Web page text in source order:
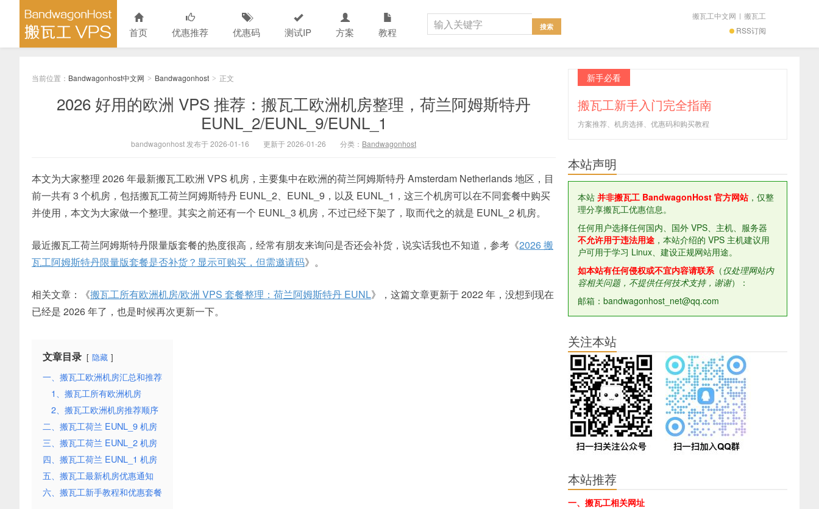
首页 优惠推荐 优惠码 测试IP 方案 教程 RSS订阅
搬瓦工中文网 | 搬瓦工
当前位置： Bandwagonhost中文网 > Bandwagonhost > 正文
2026 好用的欧洲 VPS 推荐：搬瓦工欧洲机房整理，荷兰阿姆斯特丹
EUNL_2/EUNL_9/EUNL_1
bandwagonhost 发布于 2026-01-16 更新于 2026-01-26 分类： Bandwagonhost
本文为大家整理 2026 年最新搬瓦工欧洲 VPS 机房，主要集中在欧洲的荷兰阿姆斯特丹 Amsterdam Netherlands 地区，目
前一共有 3 个机房，包括搬瓦工荷兰阿姆斯特丹 EUNL_2、EUNL_9，以及 EUNL_1，这三个机房可以在不同套餐中购买
并使用，本文为大家做一个整理。其实之前还有一个 EUNL_3 机房，不过已经下架了，取而代之的就是 EUNL_2 机房。
最近搬瓦工荷兰阿姆斯特丹限量版套餐的热度很高，经常有朋友来询问是否还会补货，说实话我也不知道，参考《2026 搬
瓦工阿姆斯特丹限量版套餐是否补货？显示可购买，但需邀请码》。
相关文章：《搬瓦工所有欧洲机房/欧洲 VPS 套餐整理：荷兰阿姆斯特丹 EUNL》，这篇文章更新于 2022 年，没想到现在
已经是 2026 年了，也是时候再次更新一下。
文章目录 隐藏
一、搬瓦工欧洲机房汇总和推荐
1、搬瓦工所有欧洲机房
2、搬瓦工欧洲机房推荐顺序
二、搬瓦工荷兰 EUNL_9 机房
三、搬瓦工荷兰 EUNL_2 机房
四、搬瓦工荷兰 EUNL_1 机房
五、搬瓦工最新机房优惠通知
六、搬瓦工新手教程和优惠套餐
新手必看
搬瓦工新手入门完全指南
方案推荐、机房选择、优惠码和购买教程
本站声明
本站 并非搬瓦工 BandwagonHost 官方网站，仅整
理分享搬瓦工优惠信息。
任何用户选择任何国内、国外 VPS、主机、服务器
不允许用于违法用途 ，本站介绍的 VPS 主机建议用
户可用于学习 Linux、建设正规网站用途。
如本站有任何侵权或不宜内容请联系（仅处理网站内
容相关问题，不提供任何技术支持，谢谢）：
邮箱：bandwagonhost_net@qq.com
关注本站
本站推荐
一、搬瓦工相关网址